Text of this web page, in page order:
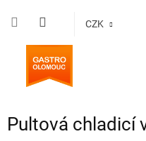
CZK
Pultová chladicí